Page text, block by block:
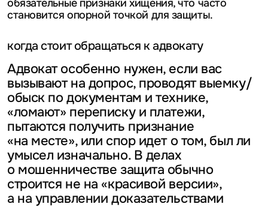
обязательные признаки хищения, что часто
становится опорной точкой для защиты.
когда стоит обращаться к адвокату
Адвокат особенно нужен, если вас
вызывают на допрос, проводят выемку/
обыск по документам и технике,
«ломают» переписку и платежи,
пытаются получить признание
«на месте», или спор идет о том, был ли
умысел изначально. В делах
о мошенничестве защита обычно
строится не на «красивой версии»,
а на управлении доказательствами